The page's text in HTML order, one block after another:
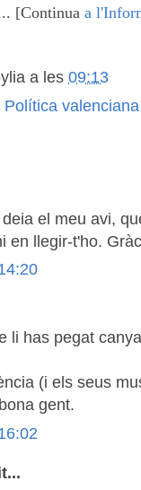
.. [Continua a
a les 09:13
Política valenciana
el meu avi,
en llegir-t'ho.
li has pegat
(i els seus
gent.